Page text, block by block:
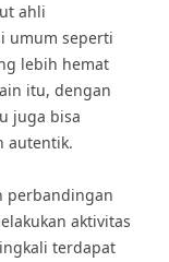
ahli
umum seperti
lebih hemat
itu, dengan
juga bisa
autentik.
perbandingan
aktivitas
terdapat